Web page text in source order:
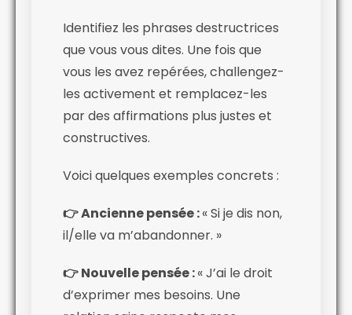
Identifiez les phrases destructrices
que vous vous dites. Une fois que
vous les avez repérées, challengez-
les activement et remplacez-les
par des affirmations plus justes et
constructives.
Voici quelques exemples concrets :
👉 Ancienne pensée :« Si je dis non,
il/elle va m’abandonner. »
👉 Nouvelle pensée :« J’ai le droit
d’exprimer mes besoins. Une